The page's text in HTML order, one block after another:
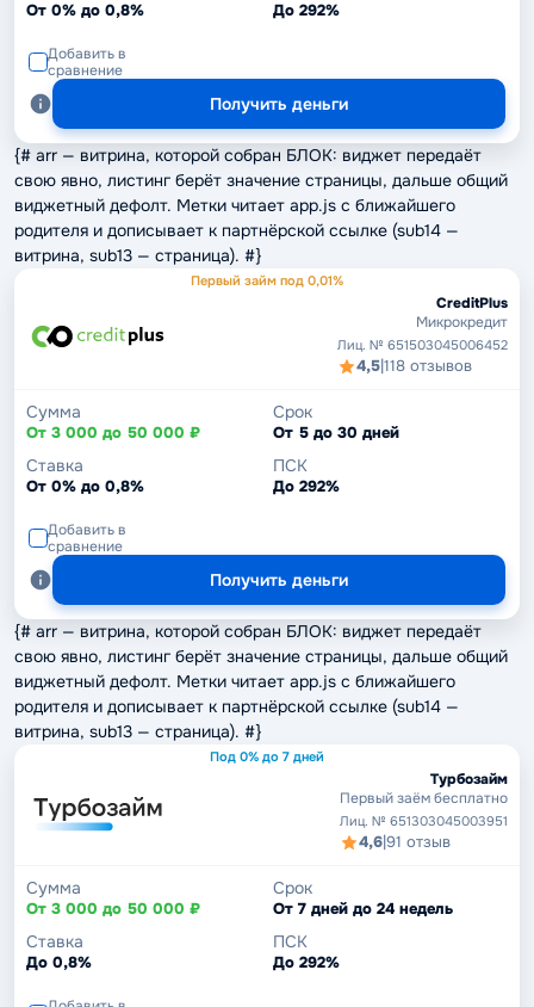
От 0% до 0,8% До 292%
Добавить в
сравнение
Получить деньги
{# arr — витрина, которой собран БЛОК: виджет передаёт
свою явно, листинг берёт значение страницы, дальше общий
виджетный дефолт. Метки читает app.js с ближайшего
родителя и дописывает к партнёрской ссылке (sub14 —
витрина, sub13 — страница). #}
Первый займ под 0,01%
CreditPlus
Микрокредит
Лиц. № 651503045006452
4,5|118 отзывов
Сумма
От 3 000 до 50 000 ₽
Срок
От 5 до 30 дней
Ставка
От 0% до 0,8%
ПСК
До 292%
Добавить в
сравнение
Получить деньги
{# arr — витрина, которой собран БЛОК: виджет передаёт
свою явно, листинг берёт значение страницы, дальше общий
виджетный дефолт. Метки читает app.js с ближайшего
родителя и дописывает к партнёрской ссылке (sub14 —
витрина, sub13 — страница). #}
Под 0% до 7 дней
Турбозайм
Первый заём бесплатно
Лиц. № 651303045003951
4,6|91 отзыв
Сумма
От 3 000 до 50 000 ₽
Срок
От 7 дней до 24 недель
Ставка
До 0,8%
ПСК
До 292%